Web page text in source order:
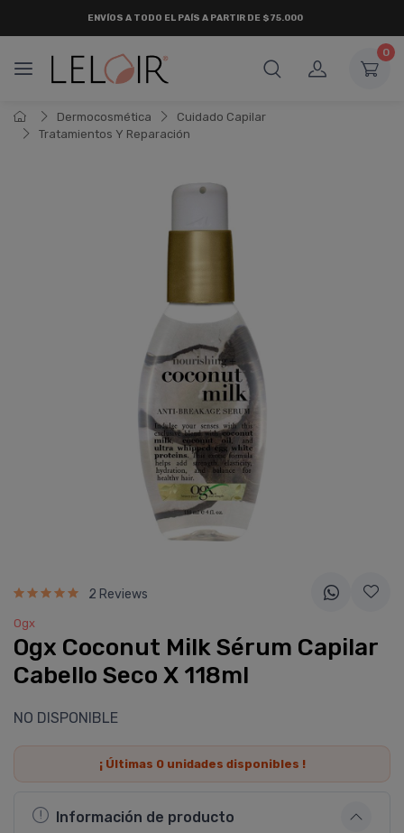
ENVÍOS A TODO EL PAÍS A PARTIR DE $75.000
0
Dermocosmética
Cuidado Capilar
Tratamientos Y Reparación
2 Reviews
Ogx
Ogx Coconut Milk Sérum Capilar
Cabello Seco X 118ml
NO DISPONIBLE
¡ Últimas 0unidades disponibles !
Información de producto